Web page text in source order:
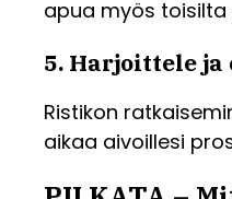
apua myös
5. Harjoittele
Ristikon
aikaa aivoillesi